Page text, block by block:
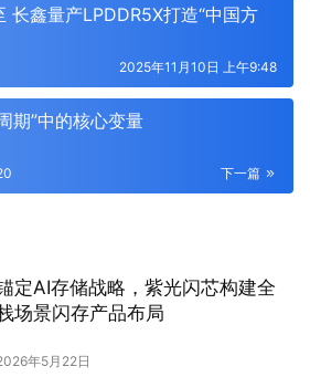
的知识版权，如果侵犯，请及时通知
间及时删除，不承担任何侵权责任。
news.qqxiaoniao.com/18411.html
鑫量产LPDDR5X打造“中国方